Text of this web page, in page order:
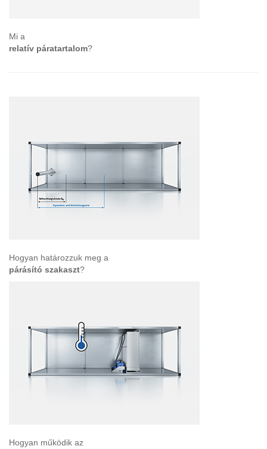
Mi a
relatív páratartalom?
Hogyan határozzuk meg a
párásító szakaszt?
Hogyan működik az